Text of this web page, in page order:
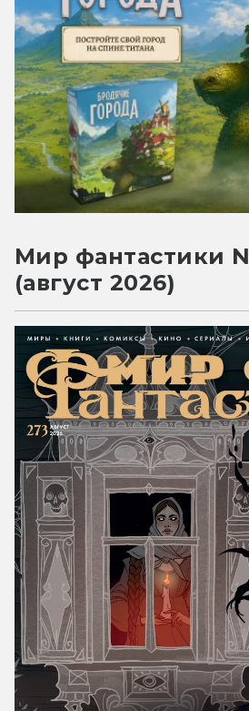
Мир фантастики
(август 2026)